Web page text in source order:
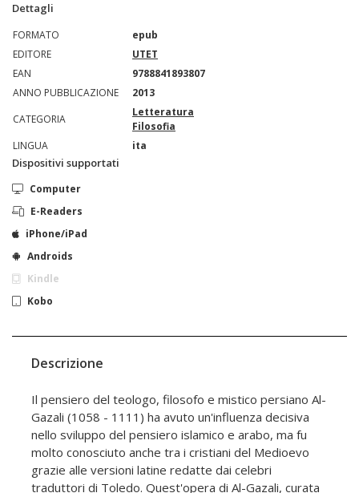
Dettagli
FORMATO
epub
EDITORE
UTET
EAN
9788841893807
ANNO PUBBLICAZIONE
2013
CATEGORIA
Letteratura
Filosofia
LINGUA
ita
Dispositivi supportati
Computer
E-Readers
iPhone/iPad
Androids
Kindle
Kobo
Descrizione
Il pensiero del teologo, filosofo e mistico persiano Al-
Gazali (1058 - 1111) ha avuto un'influenza decisiva
nello sviluppo del pensiero islamico e arabo, ma fu
molto conosciuto anche tra i cristiani del Medioevo
grazie alle versioni latine redatte dai celebri
traduttori di Toledo. Quest'opera di Al-Gazali, curata